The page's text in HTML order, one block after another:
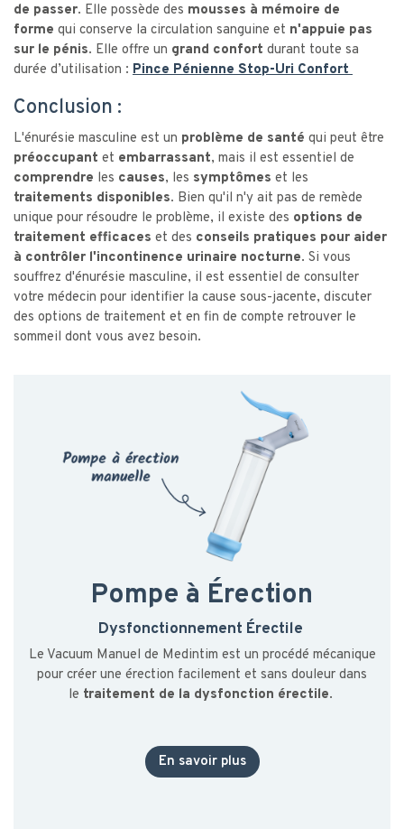
de passer. Elle possède des mousses à mémoire de
forme qui conserve la circulation sanguine et n'appuie pas
sur le pénis. Elle offre un grand confort durant toute sa
durée d’utilisation : Pince Pénienne Stop-Uri Confort
Conclusion :
L'énurésie masculine est un problème de santé qui peut être
préoccupant et embarrassant, mais il est essentiel de
comprendre les causes, les symptômes et les
traitements disponibles. Bien qu'il n'y ait pas de remède
unique pour résoudre le problème, il existe des options de
traitement efficaces et des conseils pratiques pour aider
à contrôler l'incontinence urinaire nocturne. Si vous
souffrez d'énurésie masculine, il est essentiel de consulter
votre médecin pour identifier la cause sous-jacente, discuter
des options de traitement et en fin de compte retrouver le
sommeil dont vous avez besoin.
Pompe à Érection
Dysfonctionnement Érectile
Le Vacuum Manuel de Medintim est un procédé mécanique
pour créer une érection facilement et sans douleur dans
le traitement de la dysfonction érectile.
En savoir plus